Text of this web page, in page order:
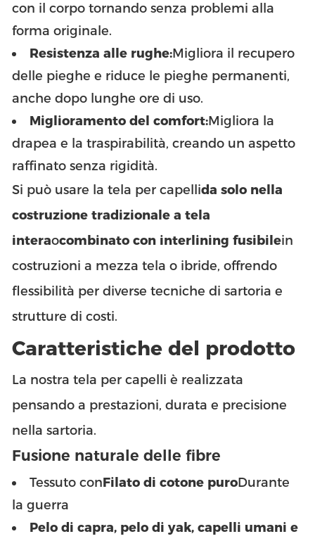
con il corpo tornando senza problemi alla
forma originale.
Resistenza alle rughe:Migliora il recupero
delle pieghe e riduce le pieghe permanenti,
anche dopo lunghe ore di uso.
Miglioramento del comfort:Migliora la
drapea e la traspirabilità, creando un aspetto
raffinato senza rigidità.
Si può usare la tela per capellida solo nella
costruzione tradizionale a tela
interaocombinato con interlining fusibilein
costruzioni a mezza tela o ibride, offrendo
flessibilità per diverse tecniche di sartoria e
strutture di costi.
Caratteristiche del prodotto
La nostra tela per capelli è realizzata
pensando a prestazioni, durata e precisione
nella sartoria.
Fusione naturale delle fibre
Tessuto conFilato di cotone puroDurante
la guerra
Pelo di capra, pelo di yak, capelli umani e